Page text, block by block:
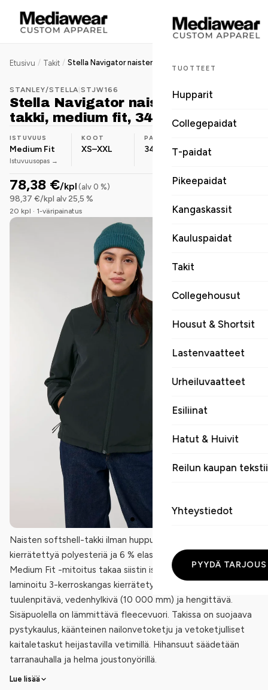
TUOTTEET
Hupparit
Collegepaidat
T-paidat
Pikeepaidat
Kangaskassit
Kauluspaidat
Takit
Collegehousut
Housut & Shortsit
Lastenvaatteet
Urheiluvaatteet
Esiliinat
Hatut & Huivit
Reilun kaupan
Yhteystiedot
PYYDÄ TARJOUS
Etusivu / Takit /
STANLEY/STELLA |STJW166
Stella Navigator naisten softshell-
takki, medium fit, 342 g
ISTUVUUS
Medium Fit
Istuvuusopas →
KOOT
XS–XXL
PAINO
342 g/m² Polyesteri
78,38 €/kpl (alv 0 %)
98,37 €/kpl alv 25,5 %
20 kpl · 1-väripainatus
Naisten softshell-takki ilman huppua, materiaalina 94 %
kierrätettyä polyesteriä ja 6 % elastaania (342 g/m²).
Medium Fit -mitoitus takaa siistin istuvuuden. Täysin
laminoitu 3-kerroskangas kierrätetyllä TPU-kalvolla on
tuulenpitävä, vedenhylkivä (10 000 mm) ja hengittävä.
Sisäpuolella on lämmittävä fleecevuori. Takissa on suojaava
pystykaulus, käänteinen nailonvetoketju ja vetoketjulliset
kaitaletaskut heijastavilla vetimillä. Hihansuut säädetään
tarranauhalla ja helma joustonyörillä.
Lue lisää